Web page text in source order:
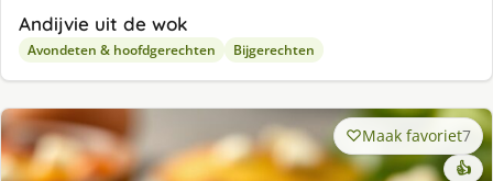
Andijvie uit de wok
Avondeten & hoofdgerechten Bijgerechten
Maak favoriet7
👍